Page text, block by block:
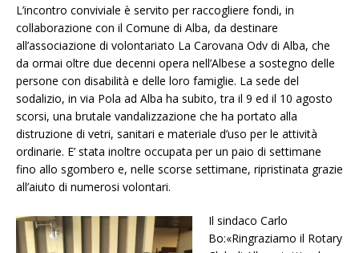
L’incontro conviviale è servito per raccogliere fondi, in
collaborazione con il Comune di Alba, da destinare
all’associazione di volontariato La Carovana Odv di Alba, che
da ormai oltre due decenni opera nell’Albese a sostegno delle
persone con disabilità e delle loro famiglie. La sede del
sodalizio, in via Pola ad Alba ha subito, tra il 9 ed il 10 agosto
scorsi, una brutale vandalizzazione che ha portato alla
distruzione di vetri, sanitari e materiale d’uso per le attività
ordinarie. E’ stata inoltre occupata per un paio di settimane
fino allo sgombero e, nelle scorse settimane, ripristinata grazie
all’aiuto di numerosi volontari.
Il sindaco Carlo
Bo:«Ringraziamo il Rotary